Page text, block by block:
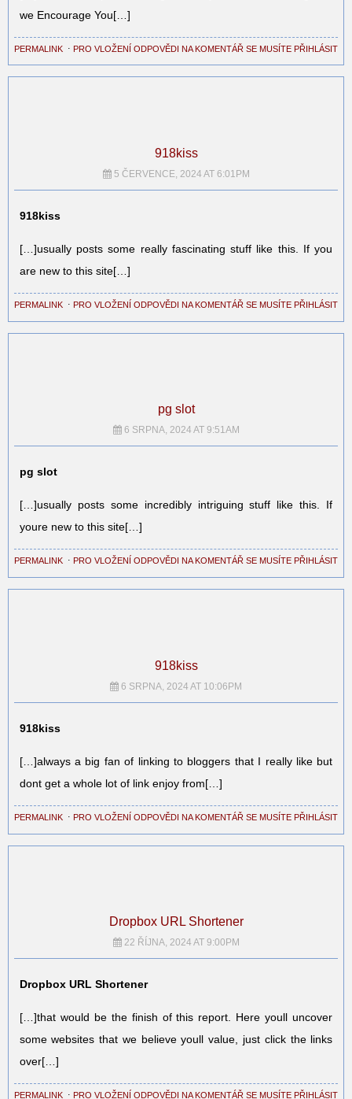
we Encourage You[…]
PERMALINK ⋅ PRO VLOŽENÍ ODPOVĚDI NA KOMENTÁŘ SE MUSÍTE PŘIHLÁSIT
918kiss
5 ČERVENCE, 2024 AT 6:01PM
918kiss
[…]usually posts some really fascinating stuff like this. If you
are new to this site[…]
PERMALINK ⋅ PRO VLOŽENÍ ODPOVĚDI NA KOMENTÁŘ SE MUSÍTE PŘIHLÁSIT
pg slot
6 SRPNA, 2024 AT 9:51AM
pg slot
[…]usually posts some incredibly intriguing stuff like this. If
youre new to this site[…]
PERMALINK ⋅ PRO VLOŽENÍ ODPOVĚDI NA KOMENTÁŘ SE MUSÍTE PŘIHLÁSIT
918kiss
6 SRPNA, 2024 AT 10:06PM
918kiss
[…]always a big fan of linking to bloggers that I really like but
dont get a whole lot of link enjoy from[…]
PERMALINK ⋅ PRO VLOŽENÍ ODPOVĚDI NA KOMENTÁŘ SE MUSÍTE PŘIHLÁSIT
Dropbox URL Shortener
22 ŘÍJNA, 2024 AT 9:00PM
Dropbox URL Shortener
[…]that would be the finish of this report. Here youll uncover
some websites that we believe youll value, just click the links
over[…]
PERMALINK ⋅ PRO VLOŽENÍ ODPOVĚDI NA KOMENTÁŘ SE MUSÍTE PŘIHLÁSIT